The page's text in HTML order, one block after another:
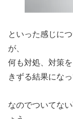
といった感じに
が、
何も対処、対策
きずる結果にな
なのでついてな